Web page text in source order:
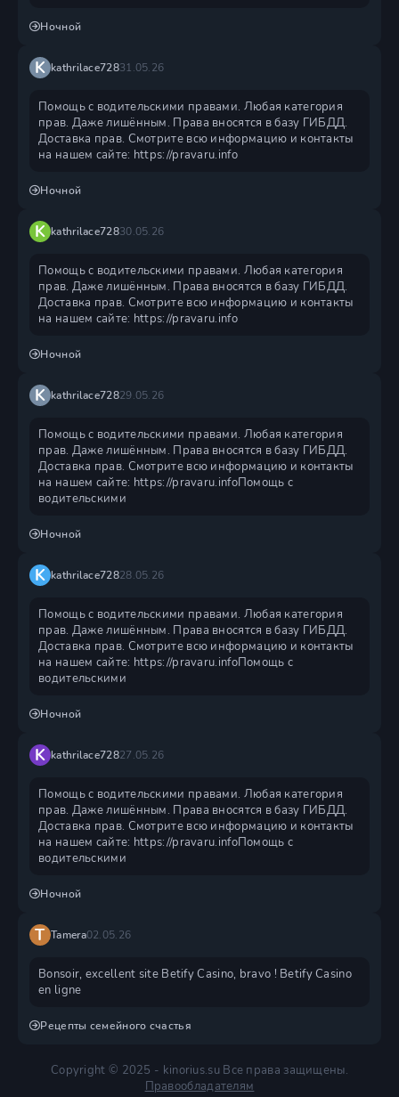
Ночной
K kathrilace72831.05.26
Помощь с водительскими правами. Любая категория
прав. Даже лишённым. Права вносятся в базу ГИБДД.
Доставка прав. Смотрите всю информацию и контакты
на нашем сайте: https://pravaru.info
Ночной
K kathrilace72830.05.26
Помощь с водительскими правами. Любая категория
прав. Даже лишённым. Права вносятся в базу ГИБДД.
Доставка прав. Смотрите всю информацию и контакты
на нашем сайте: https://pravaru.info
Ночной
K kathrilace72829.05.26
Помощь с водительскими правами. Любая категория
прав. Даже лишённым. Права вносятся в базу ГИБДД.
Доставка прав. Смотрите всю информацию и контакты
на нашем сайте: https://pravaru.infoПомощь с
водительскими
Ночной
K kathrilace72828.05.26
Помощь с водительскими правами. Любая категория
прав. Даже лишённым. Права вносятся в базу ГИБДД.
Доставка прав. Смотрите всю информацию и контакты
на нашем сайте: https://pravaru.infoПомощь с
водительскими
Ночной
K kathrilace72827.05.26
Помощь с водительскими правами. Любая категория
прав. Даже лишённым. Права вносятся в базу ГИБДД.
Доставка прав. Смотрите всю информацию и контакты
на нашем сайте: https://pravaru.infoПомощь с
водительскими
Ночной
T Tamera02.05.26
Bonsoir, excellent site Betify Casino, bravo ! Betify Casino
en ligne
Рецепты семейного счастья
Copyright © 2025 - kinorius.su Все права защищены.
Правообладателям